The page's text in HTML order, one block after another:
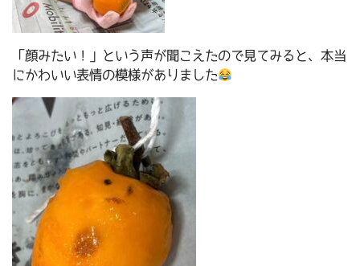
「顔みたい！」という声が聞こえたので見てみると、本当
にかわいい表情の模様がありました